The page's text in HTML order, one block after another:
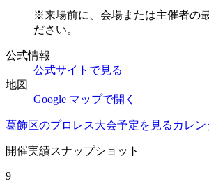
※来場前に、会場または主催者の
ださい。
公式情報
公式サイトで見る
地図
Google マップで開く
葛飾区のプロレス大会予定を見る カレ
開催実績スナップショット
9